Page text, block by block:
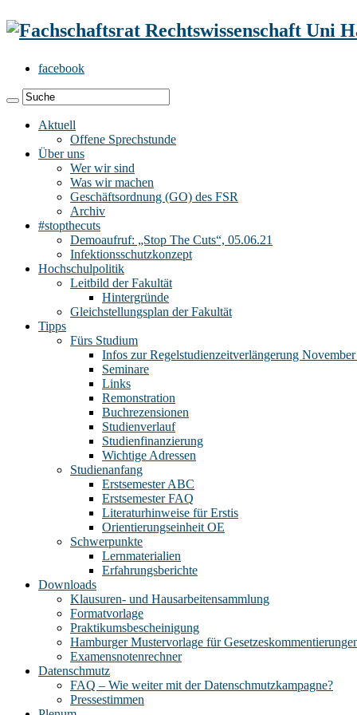
facebook
Aktuell
Offene Sprechstunde
Über uns
Wer wir sind
Was wir machen
Geschäftsordnung (GO) des FSR
Archiv
#stopthecuts
Demoaufruf: „Stop The Cuts“, 05.06.21
Infektionsschutzkonzept
Hochschulpolitik
Leitbild der Fakultät
Hintergründe
Gleichstellungsplan der Fakultät
Tipps
Fürs Studium
Infos zur Regelstudienzeitverlängerung
Seminare
Links
Remonstration
Buchrezensionen
Studienverlauf
Studienfinanzierung
Wichtige Adressen
Studienanfang
Erstsemester ABC
Erstsemester FAQ
Literaturhinweise für Erstis
Orientierungseinheit OE
Schwerpunkte
Lernmaterialien
Erfahrungsberichte
Downloads
Klausuren- und Hausarbeitensammlung
Formatvorlage
Praktikumsbescheinigung
Hamburger Mustervorlage für
Examensnotenrechner
Datenschmutz
FAQ – Wie weiter mit der Datenschmutzkampagne?
Pressestimmen